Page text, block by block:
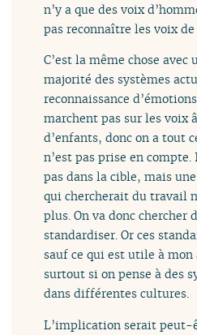
n’y a que des voix
pas reconnaître les voix de
C’est la même chose avec
majorité des systèmes
reconnaissance
marchent pas sur les voix
d’enfants, donc on a tout
n’est pas prise en
pas dans la cible, mais
qui chercherait du travail
plus. On va donc chercher
standardiser. Or ces
sauf ce qui est utile à
surtout si on pense à des
dans différentes cultures.
L’implication serait peut-